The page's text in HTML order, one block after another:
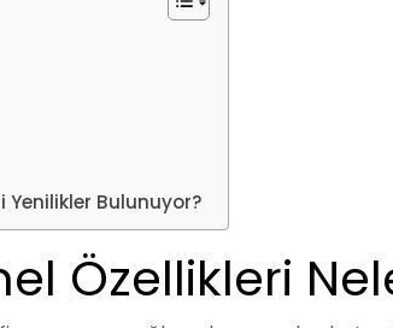
Yenilikler Bulunuyor?
Özellikleri